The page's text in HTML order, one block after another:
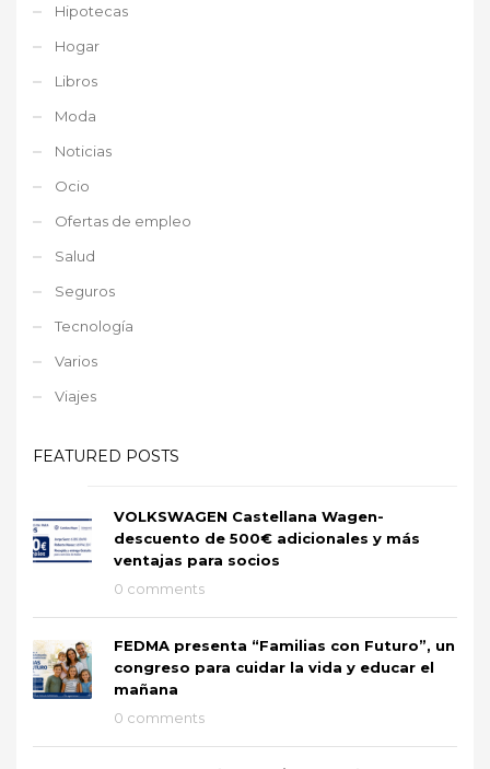
Hipotecas
Hogar
Libros
Moda
Noticias
Ocio
Ofertas de empleo
Salud
Seguros
Tecnología
Varios
Viajes
FEATURED POSTS
VOLKSWAGEN Castellana Wagen-
descuento de 500€ adicionales y más
ventajas para socios
0 comments
FEDMA presenta “Familias con Futuro”, un
congreso para cuidar la vida y educar el
mañana
0 comments